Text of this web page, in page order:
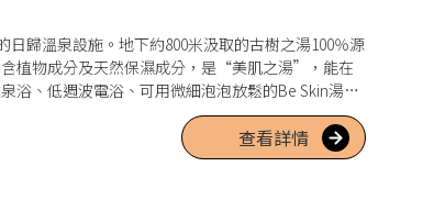
歸溫泉設施。地下約800米汲取的古樹之湯100％源
植物成分及天然保濕成分，是“美肌之湯”，能在
浴、低週波電浴、可用微細泡泡放鬆的Be Skin湯
往的「按摩處 ほぐしや(Hogushiya)」。此外，亦有
查看詳情